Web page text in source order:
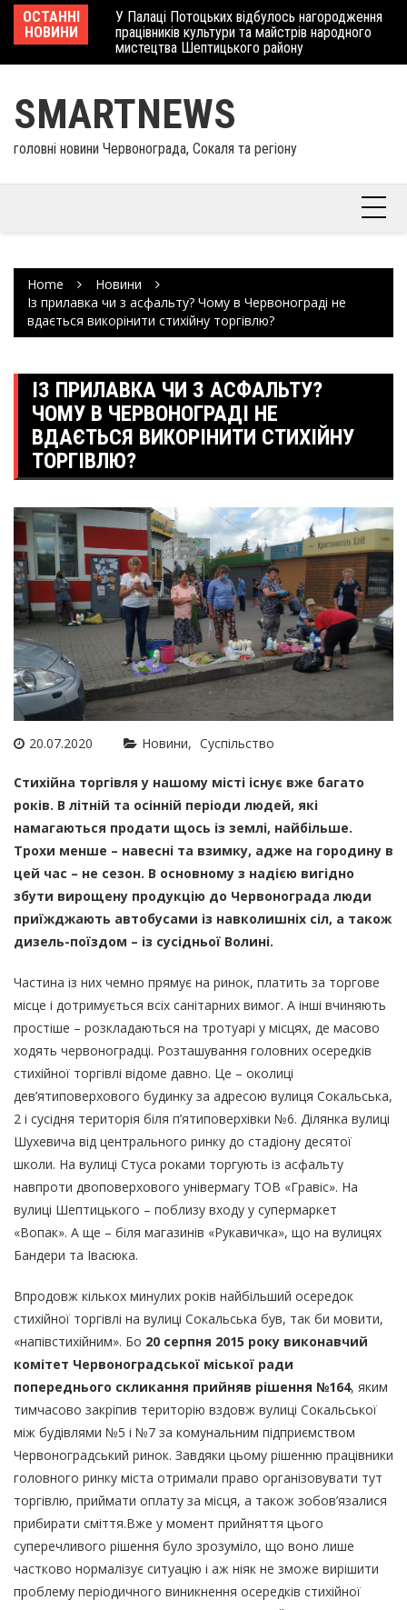
Skip
content
ОСТАННІ
НОВИНИ
У Палаці Потоцьких відбулось нагородження
працівників культури та майстрів народного
мистецтва Шептицького району
SMARTNEWS
головні новини Червонограда, Сокаля та регіону
Home
Новини
Із прилавка чи з асфальту? Чому в Червонограді не
вдається викорінити стихійну торгівлю?
ІЗ ПРИЛАВКА ЧИ З АСФАЛЬТУ?
ЧОМУ В ЧЕРВОНОГРАДІ НЕ
ВДАЄТЬСЯ ВИКОРІНИТИ СТИХІЙНУ
ТОРГІВЛЮ?
20.07.2020 Новини Суспільство
Стихійна торгівля у нашому місті існує вже багато
років. В літній та осінній періоди людей, які
намагаються продати щось із землі, найбільше.
Трохи менше – навесні та взимку, адже на городину в
цей час – не сезон. В основному з надією вигідно
збути вирощену продукцію до Червонограда люди
приїжджають автобусами із навколишніх сіл, а також
дизель-поїздом – із сусідньої Волині.
Частина із них чемно прямує на ринок, платить за торгове
місце і дотримується всіх санітарних вимог. А інші вчиняють
простіше – розкладаються на тротуарі у місцях, де масово
ходять червоноградці. Розташування головних осередків
стихійної торгівлі відоме давно. Це – околиці
дев’ятиповерхового будинку за адресою вулиця Сокальська,
2 і сусідня територія біля п’ятиповерхівки №6. Ділянка вулиці
Шухевича від центрального ринку до стадіону десятої
школи. На вулиці Стуса роками торгують із асфальту
навпроти двоповерхового універмагу ТОВ «Гравіс». На
вулиці Шептицького – поблизу входу у супермаркет
«Вопак». А ще – біля магазинів «Рукавичка», що на вулицях
Бандери та Івасюка.
Впродовж кількох минулих років найбільший осередок
стихійної торгівлі на вулиці Сокальська був, так би мовити,
«напівстихійним». Бо 20 серпня 2015 року виконавчий
комітет Червоноградської міської ради
попереднього скликання прийняв рішення №164, яким
тимчасово закріпив територію вздовж вулиці Сокальської
між будівлями №5 і №7 за комунальним підприємством
Червоноградський ринок. Завдяки цьому рішенню працівники
головного ринку міста отримали право організовувати тут
торгівлю, приймати оплату за місця, а також зобов’язалися
прибирати сміття.Вже у момент прийняття цього
суперечливого рішення було зрозуміло, що воно лише
частково нормалізує ситуацію і аж ніяк не зможе вирішити
проблему періодичного виникнення осередків стихійної